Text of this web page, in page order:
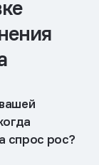
спрос рос?